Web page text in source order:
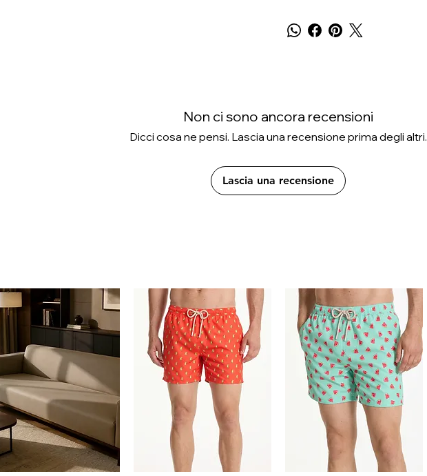
Non ci sono ancora recensioni
Dicci cosa ne pensi. Lascia una recensione prima degli altri.
Lascia una recensione